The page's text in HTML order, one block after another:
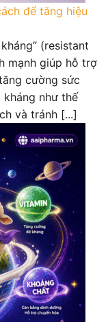
để tăng hiệu
(resistant
mạnh giúp hỗ trợ
cường sức
như thế
và tránh [...]